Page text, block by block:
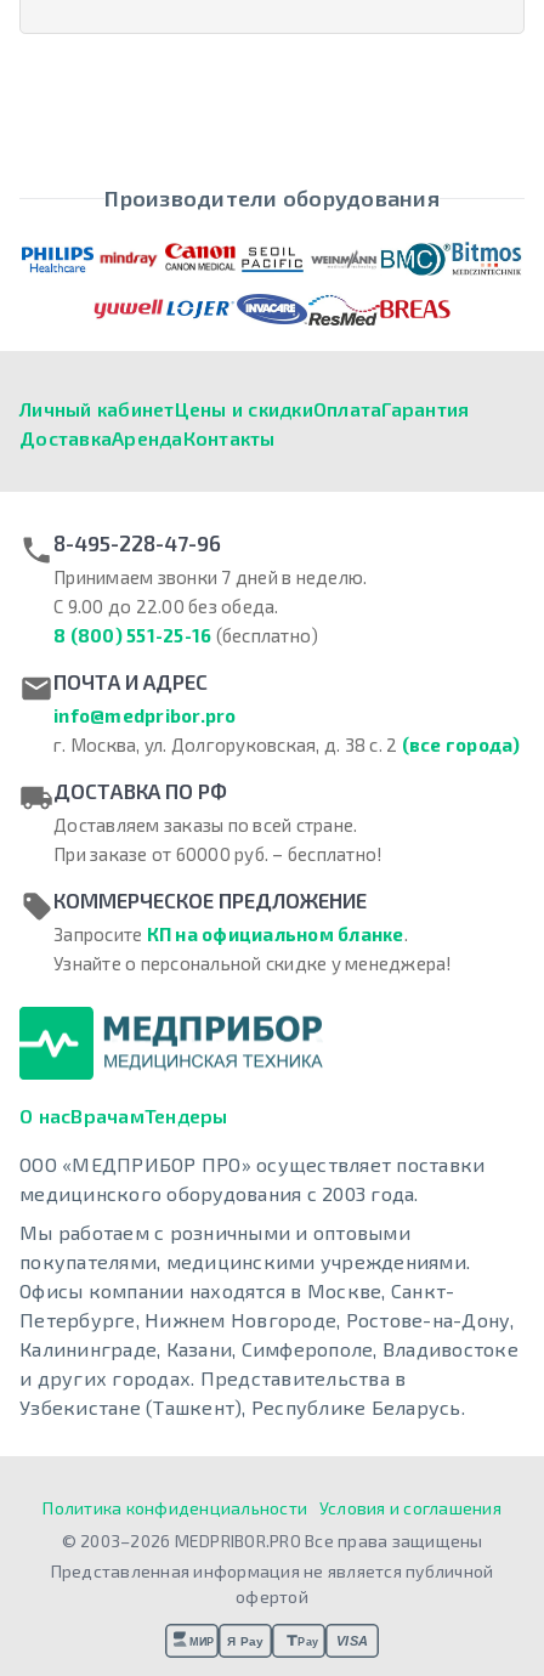
Производители оборудования
Личный кабинетЦены и скидкиОплатаГарантия
ДоставкаАрендаКонтакты
8-495-228-47-96
Принимаем звонки 7 дней в неделю.
С 9.00 до 22.00 без обеда.
8 (800) 551-25-16 (бесплатно)
ПОЧТА И АДРЕС
info@medpribor.pro
г. Москва, ул. Долгоруковская, д. 38 с. 2 (все города)
ДОСТАВКА ПО РФ
Доставляем заказы по всей стране.
При заказе от 60000 руб. – бесплатно!
КОММЕРЧЕСКОЕ ПРЕДЛОЖЕНИЕ
Запросите КП на официальном бланке
Узнайте о персональной скидке у менеджера!
О насВрачамТендеры
ООО «МЕДПРИБОР ПРО» осуществляет поставки
медицинского оборудования с 2003 года.
Мы работаем с розничными и оптовыми
покупателями, медицинскими учреждениями.
Офисы компании находятся в Москве, Санкт-
Петербурге, Нижнем Новгороде, Ростове-на-Дону,
Калининграде, Казани, Симферополе, Владивостоке
и других городах. Представительства в
Узбекистане (Ташкент), Республике Беларусь.
Политика конфиденциальности
Условия и соглашения
© 2003–2026 MEDPRIBOR.PRO Все права защищены
Представленная информация не является публичной
офертой
МИР Я Pay Pay VISA